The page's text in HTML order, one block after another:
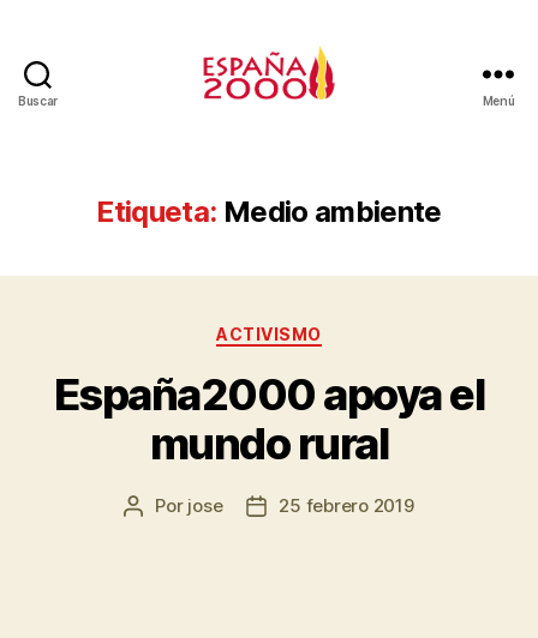
Buscar Menú
Etiqueta: Medio ambiente
ACTIVISMO
España2000 apoya el
mundo rural
Por jose 25 febrero 2019